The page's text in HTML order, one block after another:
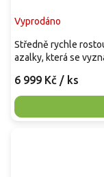
Vyprodáno
6 999 Kč / ks
Středně rychle
azalky, která se